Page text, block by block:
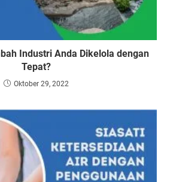
Industri Anda Dikelola dengan
Tepat?
Oktober 29, 2022